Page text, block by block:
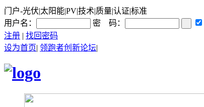
门户-光伏|太阳能|PV|技术|质量|认证|标准
用户名：
密 码：
注册 | 找回密码
设为首页| 领跑者创新论坛|